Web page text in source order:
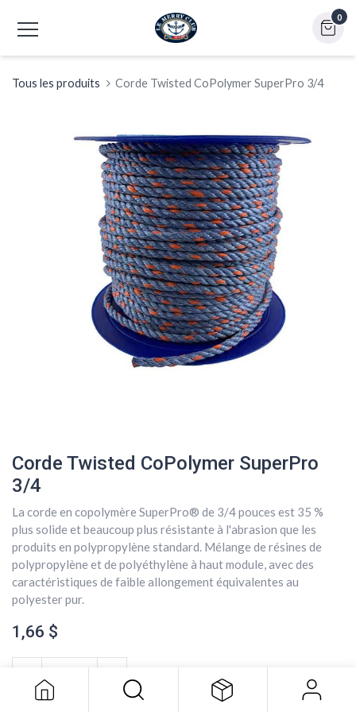
0
Tous les produits Corde Twisted CoPolymer SuperPro 3/4
Corde Twisted CoPolymer SuperPro
3/4
La corde en copolymère SuperPro® de 3/4 pouces est 35 %
plus solide et beaucoup plus résistante à l'abrasion que les
produits en polypropylène standard. Mélange de résines de
polypropylène et de polyéthylène à haut module, avec des
caractéristiques de faible allongement équivalentes au
polyester pur.
1,66 $
1,66$